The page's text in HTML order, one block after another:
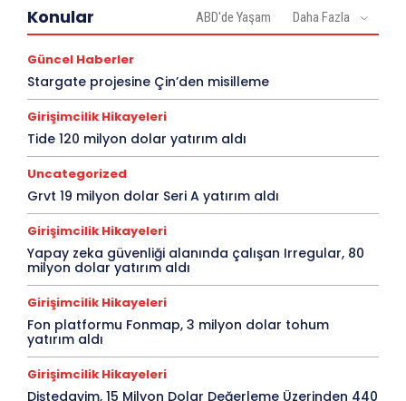
Konular ABD'de Yaşam Daha Fazla
Güncel Haberler
Stargate projesine Çin’den misilleme
Girişimcilik Hikayeleri
Tide 120 milyon dolar yatırım aldı
Uncategorized
Grvt 19 milyon dolar Seri A yatırım aldı
Girişimcilik Hikayeleri
Yapay zeka güvenliği alanında çalışan Irregular, 80
milyon dolar yatırım aldı
Girişimcilik Hikayeleri
Fon platformu Fonmap, 3 milyon dolar tohum
yatırım aldı
Girişimcilik Hikayeleri
Diştedavim, 15 Milyon Dolar Değerleme Üzerinden 440